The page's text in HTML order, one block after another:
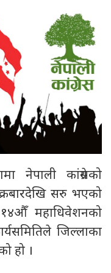
नेपाली कांग्रेसको
सरु भएको
१४औँ महाधिवेशनको
जिल्लाका
हो ।